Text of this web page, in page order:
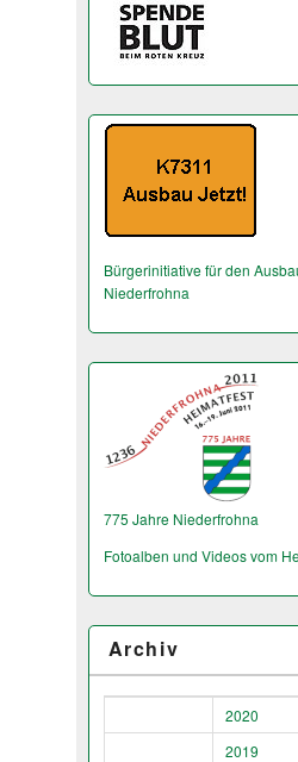
Bürgerinitiative für den
Niederfrohna
775 Jahre Niederfrohna
Fotoalben und Videos vom
Archiv
2020
2019